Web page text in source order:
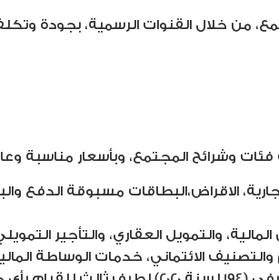
من خلال القنوات الرسمية، بجودة
وشرائح المجتمع، وبأسعار مناسبة
الاقراض،البطاقات مسبوقة الدفع
والتمويل العقاري، والتأجير
والتصنيف الائتماني، خدمات الوساطة